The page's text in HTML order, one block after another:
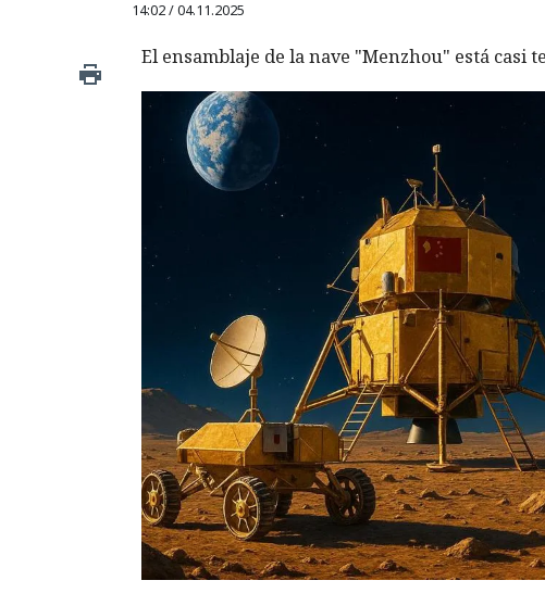
14:02 / 04.11.2025
El ensamblaje de la nave "Menzhou" está casi